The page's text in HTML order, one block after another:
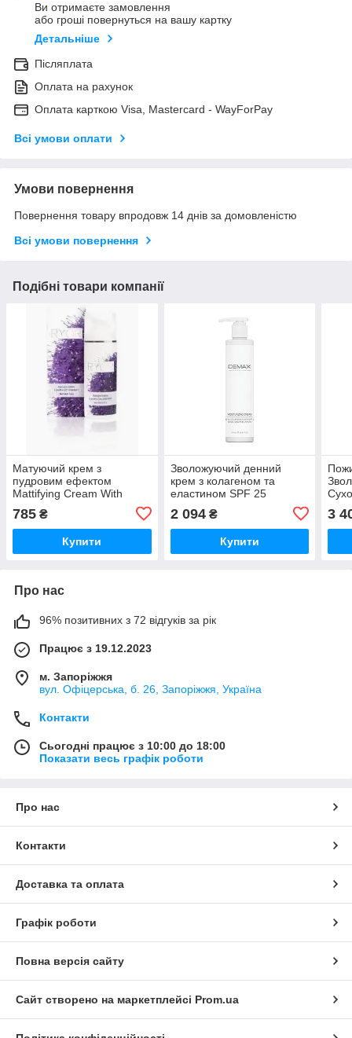
Ви отримаєте замовлення
або гроші повернуться на вашу картку
Детальніше
Післяплата
Оплата на рахунок
Оплата карткою Visa, Mastercard - WayForPay
Всі умови оплати
Умови повернення
Повернення товару впродовж 14 днів за домовленістю
Всі умови повернення
Подібні товари компанії
Матуючий крем з
пудровим ефектом
Mattifying Cream With
Powder Effect Ryor, 50 мл
785 ₴
Купити
Зволожуючий денний
крем з колагеном та
еластином SPF 25
Moisturizing Cream SPF 25
Demax 250 мл
2 094₴
Купити
3
Про нас
96% позитивних з 72 відгуків за рік
Працює з 19.12.2023
м. Запоріжжя
вул. Офіцерська, б. 26, Запоріжжя, Україна
Контакти
Сьогодні працює з 10:00 до 18:00
Показати весь графік роботи
Про нас
Контакти
Доставка та оплата
Графік роботи
Повна версія сайту
Сайт створено на маркетплейсі Prom.ua